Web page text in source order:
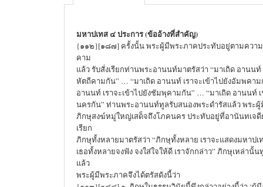
มหาปเทส ๔ ประการ (ข้ออ้างที่สำคัญ)
{๑๑๒}[๑๘๗] ครั้งนั้น พระผู้มีพระภาคประทับอยู่ตามคว
คาม
แล้ว รับสั่งเรียกท่านพระอานนท์มาตรัสว่า “มาเถิด อานนท์
หัตถีคามกัน” … “มาเถิด อานนท์ เราจะเข้าไปยังอัมพคา
อานนท์ เราจะเข้าไปยังชัมพุคามกัน” … “มาเถิด อานนท์ เ
นครกัน” ท่านพระอานนท์ทูลรับสนองพระดำรัสแล้ว พระ
ภิกษุสงฆ์หมู่ใหญ่เสด็จถึงโภคนคร ประทับอยู่ที่อานันทเจ
เรียก
ภิกษุทั้งหลายมาตรัสว่า “ภิกษุทั้งหลาย เราจะแสดงมหาปเ
เธอทั้งหลายจงฟัง จงใส่ใจให้ดี เราจักกล่าว” ภิกษุเหล่านั้
แล้ว
พระผู้มีพระภาคจึงได้ตรัสดังนี้ว่า